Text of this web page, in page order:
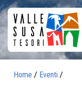
Home / Eventi /